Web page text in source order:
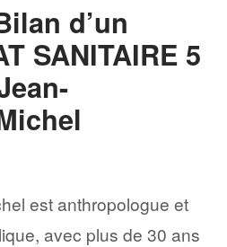
d’un
SANITAIRE 5
est anthropologue et
avec plus de 30 ans